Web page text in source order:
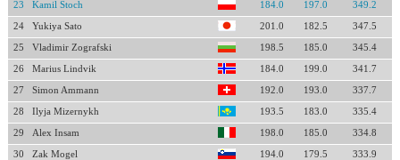
23 Kamil Stoch 184.0 197.0 349.2
24 Yukiya Sato 201.0 182.5 347.5
25 Vladimir Zografski 198.5 185.0 345.4
26 Marius Lindvik 184.0 199.0 341.7
27 Simon Ammann 192.0 193.0 337.7
28 Ilyja Mizernykh 193.5 183.0 335.4
29 Alex Insam 198.0 185.0 334.8
30 Zak Mogel 194.0 179.5 333.9